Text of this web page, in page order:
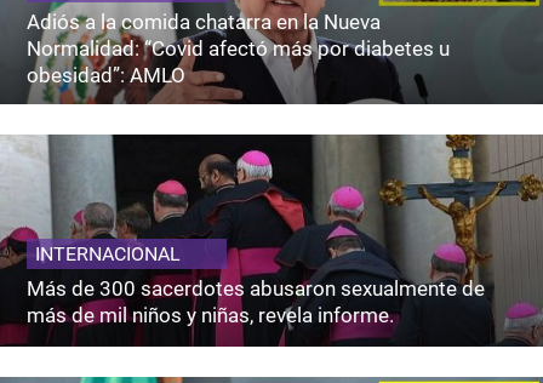
Adiós a la comida chatarra en la Nueva
Normalidad: “Covid afectó más por diabetes u
obesidad”: AMLO
INTERNACIONAL
Más de 300 sacerdotes abusaron sexualmente de
más de mil niños y niñas, revela informe.